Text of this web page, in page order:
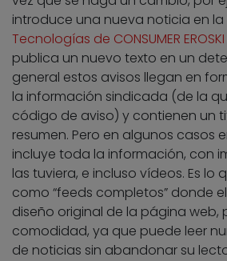
introduce una nueva noticia en
Tecnologías de CONSUMER EROSKI
publica un nuevo texto en un
general estos avisos llegan en
la información sindicada (de la
código de aviso) y contienen un
resumen. Pero en algunos casos
incluye toda la información, con
las tuviera, e incluso vídeos. Es lo
como “feeds completos” donde
diseño original de la página web,
comodidad, ya que puede leer
de noticias sin abandonar su